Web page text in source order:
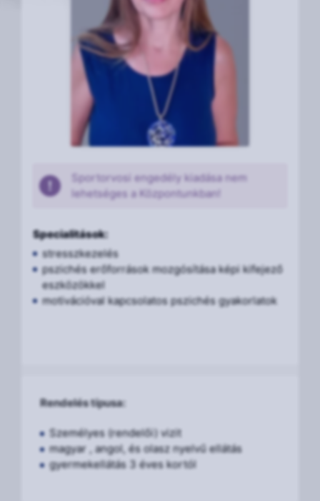
Sportorvosi engedély kiadása nem
lehetséges a Központunkban!
Specialitások:
stresszkezelés
pszichés erőforrások mozgósítása képi kifejező
eszközökkel
motivációval kapcsolatos pszichés gyakorlatok
Rendelés típusa:
Személyes (rendelői) vizit
magyar , angol, és olasz nyelvű ellátás
gyermekellátás 3 éves kortól